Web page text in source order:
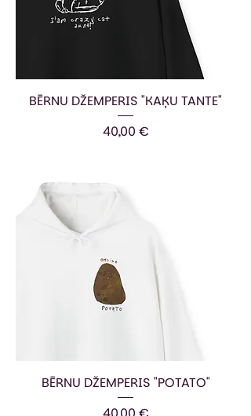
BĒRNU DŽEMPERIS "KAĶU TANTE"
Cena
40,00 €
BĒRNU DŽEMPERIS "POTATO"
Cena